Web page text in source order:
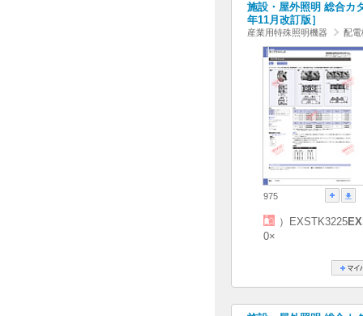
施設・屋外照明 総合カ
年11月改訂版］
産業用特殊照明機器 配電
975
）EXSTK3225
0×